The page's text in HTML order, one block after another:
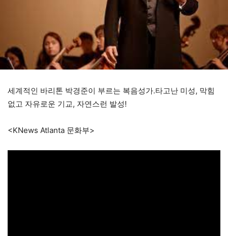
세계적인 바리톤 박경준이 부르는 복음성가.타고난 미성, 막힘
없고 자유로운 기교, 자연스런 발성!
<KNews Atlanta 문화부>